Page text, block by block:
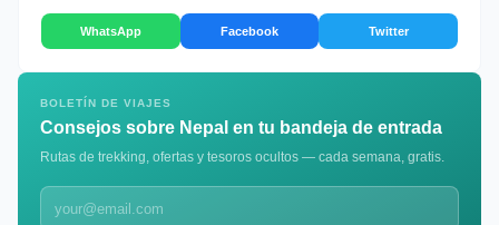
WhatsApp Facebook Twitter
BOLETÍN DE VIAJES
Consejos sobre Nepal en tu bandeja de entrada
Rutas de trekking, ofertas y tesoros ocultos — cada semana, gratis.